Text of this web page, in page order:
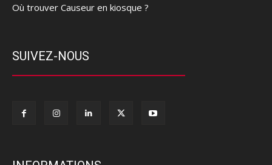
Où trouver Causeur en kiosque ?
SUIVEZ-NOUS